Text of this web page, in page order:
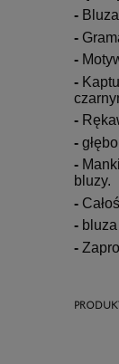
-
-
-
-
-
-
-
bluzy.
-
-
-